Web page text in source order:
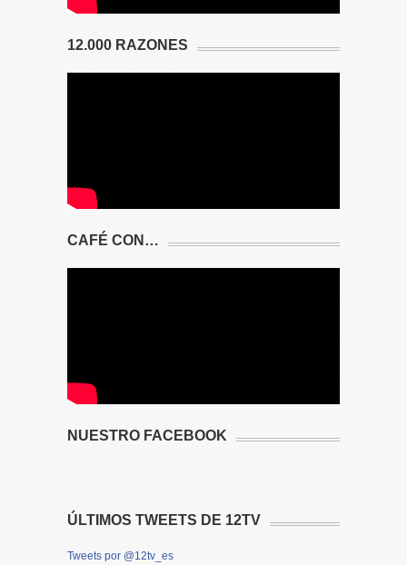
12.000 RAZONES
CAFÉ CON…
NUESTRO FACEBOOK
ÚLTIMOS TWEETS DE 12TV
Tweets por @12tv_es